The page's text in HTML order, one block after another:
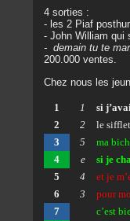
4 sorties :
- les 2 Piaf
- John William qui
- demain tu te
200.000 ventes.
Chez nous les
1 1
si
2
2
le
3
5
ma
4
e si je
5
4
et je
6
3
pour
7
c’est